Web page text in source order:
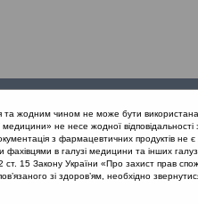
проекту
жодним чином не може бути використана
не несе жодної відповідальності
з фармацевтичних продуктів не
фахівцями в галузі медицини та інших
15 Закону України «Про захист прав
зі здоров’ям, необхідно